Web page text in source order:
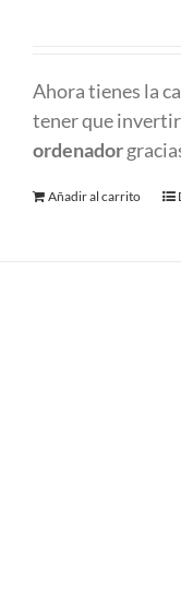
Ahora tienes la
tener que
ordenador
Añadir al carrito